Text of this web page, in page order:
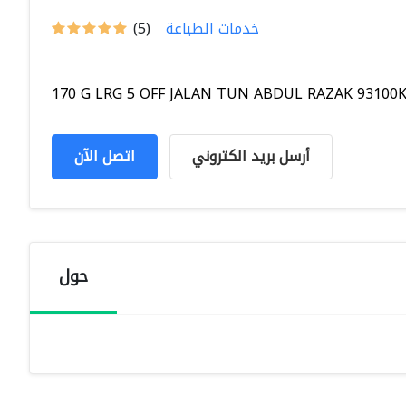
(5) خدمات الطباعة
170 G LRG 5 OFF JALAN TUN ABDUL RAZAK
اتصل الآن أرسل بريد الكتروني
حول